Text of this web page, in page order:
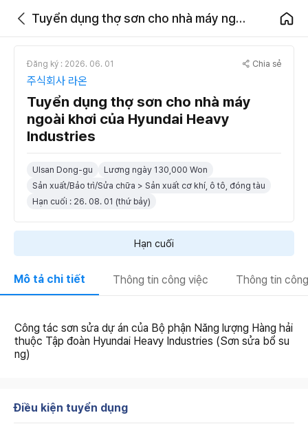
Tuyển dụng thợ sơn cho nhà máy ngoài khơi của Hyundai Heavy Industries
Đăng ký : 2026. 06. 01 Chia sẻ
주식회사 라온
Tuyển dụng thợ sơn cho nhà máy
ngoài khơi của Hyundai Heavy
Industries
Ulsan Dong-gu
Lương ngày 130,000 Won
Sản xuất/Bảo trì/Sửa chữa > Sản xuất cơ khí, ô tô, đóng tàu
Hạn cuối : 26. 08. 01 (thứ bảy)
Hạn cuối
Mô tả chi tiết Thông tin công việc Thông tin
Công tác sơn sửa dự án của Bộ phận Năng lượng Hàng hải
thuộc Tập đoàn Hyundai Heavy Industries (Sơn sửa bổ su
ng)
Điều kiện tuyển dụng